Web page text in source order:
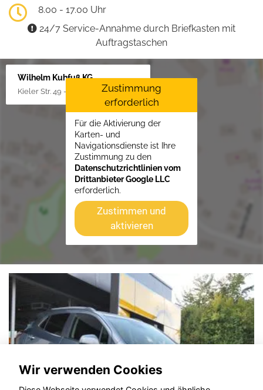
8.00 - 17.00 Uhr
24/7 Service-Annahme durch Briefkasten mit
Auftragstaschen
Wilhelm Kuhfuß KG
Kieler Str. 49 - 51, 25451 Quickborn
Zustimmung
erforderlich
Für die Aktivierung der
Karten- und
Navigationsdienste ist Ihre
Zustimmung zu den
Datenschutzrichtlinien vom
Drittanbieter Google LLC
erforderlich.
Zustimmen und
aktivieren
Wir verwenden Cookies